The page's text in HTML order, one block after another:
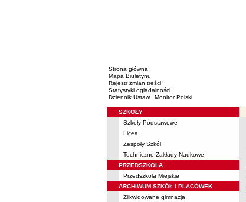
Strona główna
Mapa Biuletynu
Rejestr zmian treści
Statystyki oglądalności
Dziennik Ustaw
Monitor Polski
Menu
SZKOŁY
Szkoły Podstawowe
Licea
Zespoły Szkół
Techniczne Zakłady Naukowe
PRZEDSZKOLA
Przedszkola Miejskie
ARCHIWUM SZKÓŁ I PLACÓWEK
Zlikwidowane gimnazja